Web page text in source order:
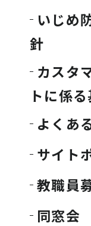
いじめ
針
カスタ
トに係
よくあ
サイト
教職員
同窓会